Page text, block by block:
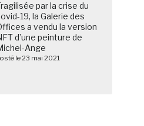
par la crise du
19, la Galerie des
a vendu la version
d’une peinture de
Ange
le 23 mai 2021